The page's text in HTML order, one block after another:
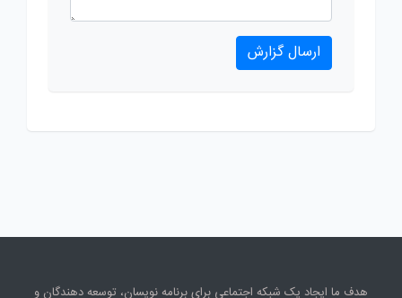
ارسال گزارش
هدف ما ایجاد یک شبکه اجتماعی برای برنامه نویسان، توسعه دهندگان و